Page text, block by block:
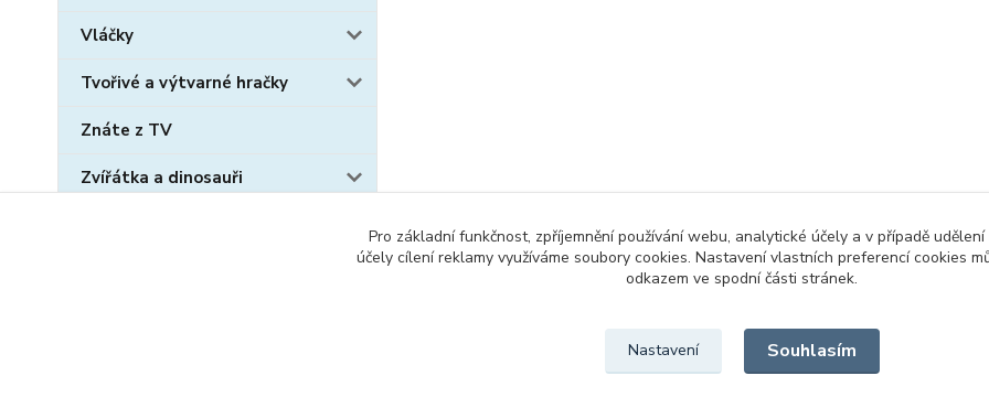
Vláčky
Tvořivé a výtvarné hračky
Znáte z TV
Zvířátka a dinosauři
Pro základní funkčnost, zpříjemnění používání webu, analytické účely a v případě
účely cílení reklamy využíváme soubory cookies. Nastavení vlastních preferencí cookies
odkazem ve spodní části stránek.
Nastavení Souhlasím